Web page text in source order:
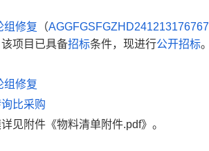
组修复 （AGGFGSFGZHD241213176767
该项目已具备招标条件，现进行公开招标。
组修复
比采购
见附件《物料清单附件.pdf》。